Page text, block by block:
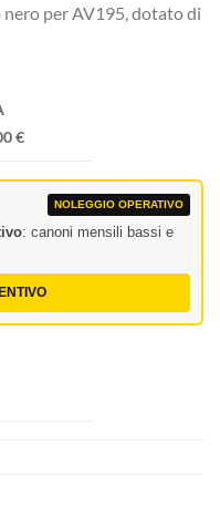
per AV195, dotato di
€
NOLEGGIO OPERATIVO
: canoni mensili bassi e